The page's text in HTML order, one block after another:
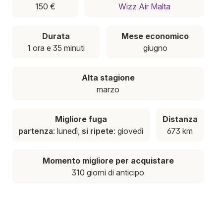
150 €
Wizz Air Malta
Durata
1 ora e 35 minuti
Mese economico
giugno
Alta stagione
marzo
Migliore fuga
partenza: lunedì, si ripete: giovedì
Distanza
673 km
Momento migliore per acquistare
310 giorni di anticipo